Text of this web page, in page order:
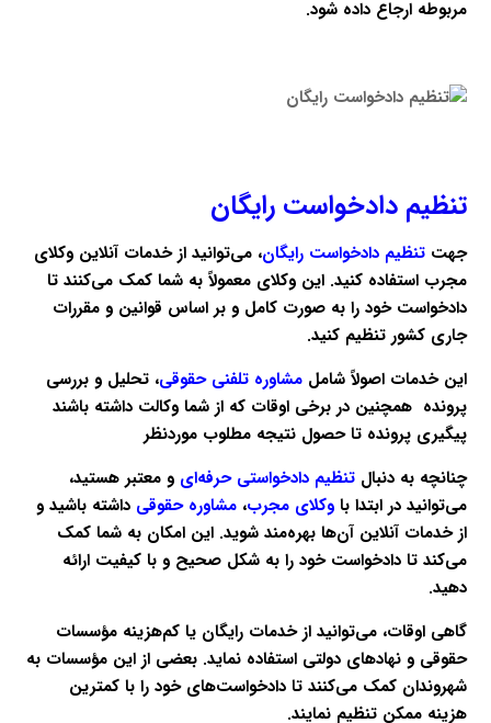
مربوطه ارجاع داده شود.
تنظیم دادخواست رایگان
جهتتنظیم دادخواست رایگان، می‌توانید از خدمات آنلاین وکلای
مجرب استفاده کنید. این وکلای معمولاً به شما کمک می‌کنند تا
دادخواست خود را به صورت کامل و بر اساس قوانین و مقررات
جاری کشور تنظیم کنید.
این خدمات اصولاً شاملمشاوره تلفنی حقوقی، تحلیل و بررسی
پرونده همچنین در برخی اوقات که از شما وکالت داشته باشند
پیگیری پرونده تا حصول نتیجه مطلوب موردنظر
چنانچه به دنبال تنظیم دادخواستی حرفه‌ای و معتبر هستید،
می‌توانید در ابتدا با وکلای مجرب، مشاوره حقوقیداشته باشید و
از خدمات آنلاین آن‌ها بهره‌مند شوید. این امکان به شما کمک
می‌کند تا دادخواست خود را به شکل صحیح و با کیفیت ارائه
دهید.
گاهی اوقات، می‌توانید از خدمات رایگان یا کم‌هزینه مؤسسات
حقوقی و نهادهای دولتی استفاده نماید. بعضی از این مؤسسات به
شهروندان کمک می‌کنند تا دادخواست‌های خود را با کمترین
هزینه ممکن تنظیم نمایند.